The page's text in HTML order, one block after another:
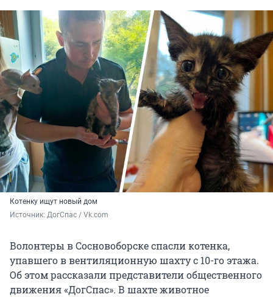
Котенку ищут новый дом
Источник: ДогСпас / Vk.com
Волонтеры в Сосновоборске спасли котенка,
упавшего в вентиляционную шахту с 10-го этажа.
Об этом рассказали представители общественного
движения «ДогСпас». В шахте животное